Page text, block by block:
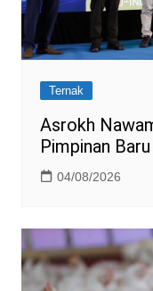
Ternak
Asrokh
Pimpinan
04/08/2026